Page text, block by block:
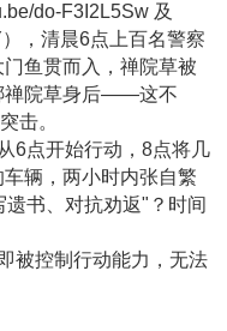
do-F3I2L5Sw 及
），清晨6点上百名警察
鱼贯而入，禅院草被
禅院草身后——这不
击。
6点开始行动，8点将几
辆，两小时内张自繁
书、对抗劝返"？时间
被控制行动能力，无法